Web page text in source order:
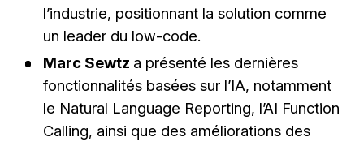
l’industrie, positionnant la solution comme
un leader du low-code.
Marc Sewtz a présenté les dernières
fonctionnalités basées sur l’IA, notamment
le Natural Language Reporting, l’AI Function
Calling, ainsi que des améliorations des